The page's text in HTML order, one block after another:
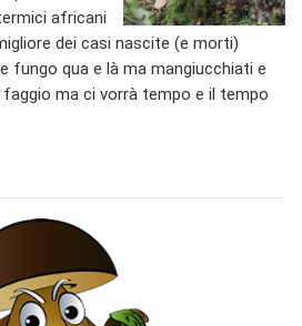
africani
dei casi nascite (e morti)
fungo qua e là ma mangiucchiati e
ma ci vorrà tempo e il tempo